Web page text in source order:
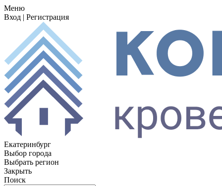
Меню
Вход | Регистрация
Екатеринбург
Выбор города
Выбрать регион
Закрыть
Поиск